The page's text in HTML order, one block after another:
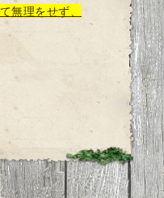
無理をせず、